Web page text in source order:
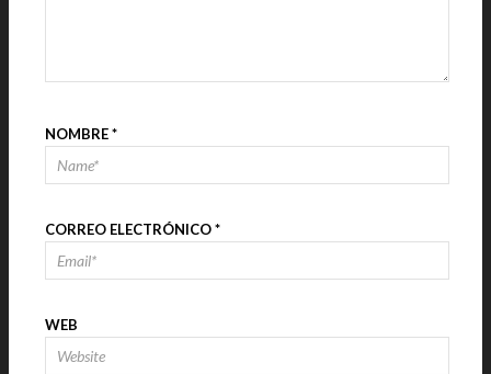
NOMBRE*
CORREO ELECTRÓNICO*
WEB